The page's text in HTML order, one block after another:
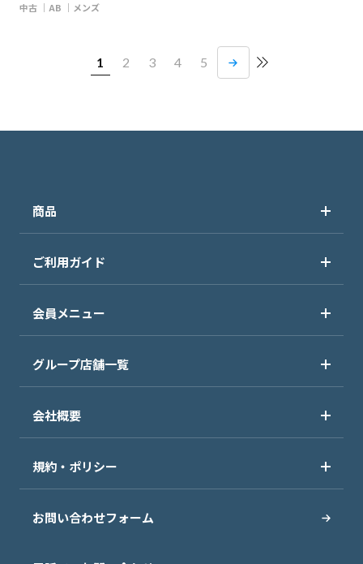
中古 AB メンズ
1 2 3 4 5
商品
ご利用ガイド
会員メニュー
グループ店舗一覧
会社概要
規約・ポリシー
お問い合わせフォーム